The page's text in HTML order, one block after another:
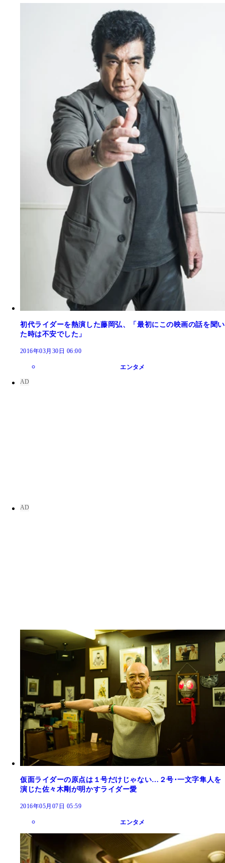
初代ライダーを熱演した藤岡弘、「最初にこの映画の話を聞い
た時は不安でした」
2016年03月30日 06:00
エンタメ
仮面ライダーの原点は１号だけじゃない…２号･一文字隼人を
演じた佐々木剛が明かすライダー愛
2016年05月07日 05:59
エンタメ